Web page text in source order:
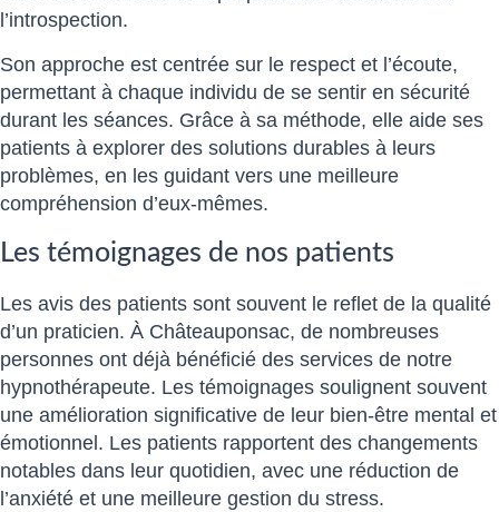
l’introspection.
Son approche est centrée sur le respect et l’écoute,
permettant à chaque individu de se sentir en sécurité
durant les séances. Grâce à sa méthode, elle aide ses
patients à explorer des solutions durables à leurs
problèmes, en les guidant vers une meilleure
compréhension d’eux-mêmes.
Les témoignages de nos patients
Les avis des patients sont souvent le reflet de la qualité
d’un praticien. À Châteauponsac, de nombreuses
personnes ont déjà bénéficié des services de notre
hypnothérapeute. Les témoignages soulignent souvent
une amélioration significative de leur bien-être mental et
émotionnel. Les patients rapportent des changements
notables dans leur quotidien, avec une réduction de
l’anxiété et une meilleure gestion du stress.